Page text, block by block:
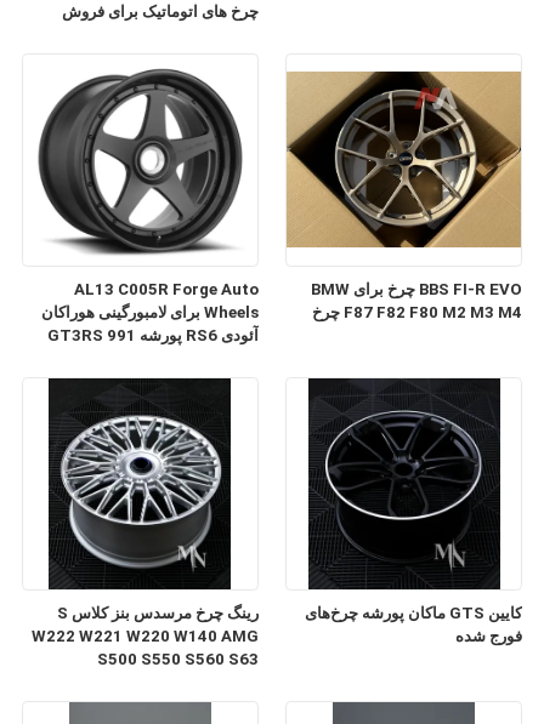
چرخ های اتوماتیک برای فروش
AL13 C005R Forge Auto
Wheels برای لامبورگینی هوراکان
آئودی RS6 پورشه 991 GT3RS
BBS FI-R EVO چرخ برای BMW
F87 F82 F80 M2 M3 M4 چرخ
رینگ چرخ مرسدس بنز کلاس S
W222 W221 W220 W140 AMG
S500 S550 S560 S63
کایین GTS ماکان پورشه چرخ‌های
فورج شده